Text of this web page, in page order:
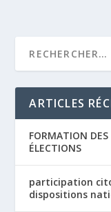
ARTICLES
FORMATION DES
ÉLECTIONS
participation
dispositions